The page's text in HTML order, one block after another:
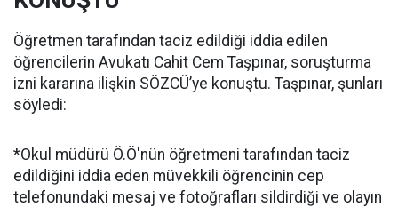
Öğretmen tarafından taciz edildiği iddia edilen
öğrencilerin Avukatı Cahit Cem Taşpınar, soruşturma
izni kararına ilişkin SÖZCÜ’ye konuştu. Taşpınar, şunları
söyledi:
*Okul müdürü Ö.Ö'nün öğretmeni tarafından taciz
edildiğini iddia eden müvekkili öğrencinin cep
telefonundaki mesaj ve fotoğrafları sildirdiği ve olayın